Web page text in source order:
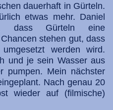
dauerhaft in Gürteln.
etwas mehr. Daniel
dass Gürteln eine
stehen gut, dass
werden wird.
und je sein Wasser aus
pumpen. Mein nächster
Nach genau 20
wieder auf (filmische)